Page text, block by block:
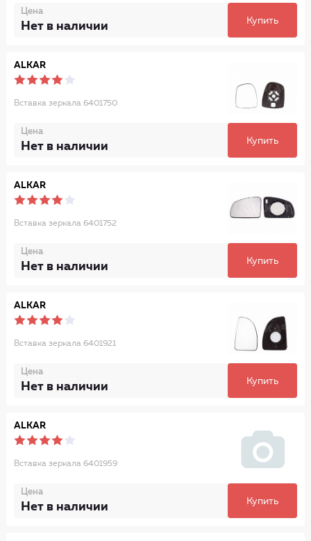
Цена
Нет в наличии Купить
ALKAR
Вставка зеркала 6401750
Цена
Нет в наличии Купить
ALKAR
Вставка зеркала 6401752
Цена
Нет в наличии Купить
ALKAR
Вставка зеркала 6401921
Цена
Нет в наличии Купить
ALKAR
Вставка зеркала 6401959
Цена
Нет в наличии Купить